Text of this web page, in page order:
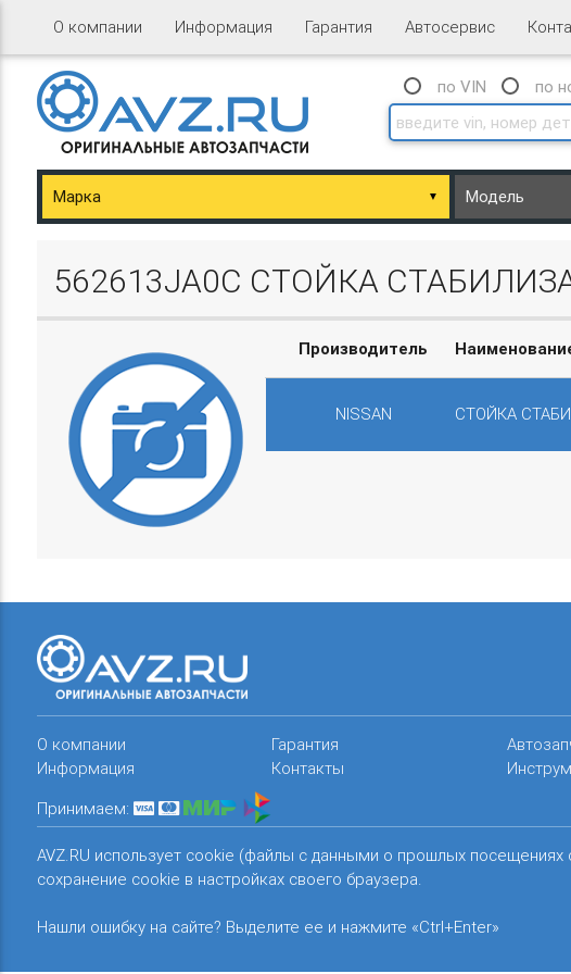
О компании Информация Гарантия Автосервис
Basket.php
по VIN
по
▼
562613JA0C СТОЙКА
Производитель
NISSAN СТОЙКА
О компании
Информация
Гарантия
Контакты
Принимаем:
AVZ.RU использует cookie (файлы с данными о прошлых посещениях
сохранение cookie в настройках своего браузера.
Нашли ошибку на сайте? Выделите ее и нажмите «Ctrl+Enter»